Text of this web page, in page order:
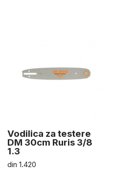
Vodilica za testere
DM 30cm Ruris 3/8
1.3
din 1.420